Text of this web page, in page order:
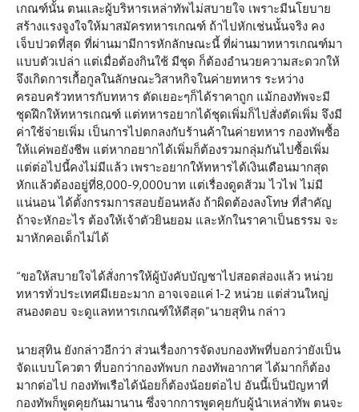
เกณฑ์นั้น ตนและผู้บริหารเหล่าทัพไม่สบายใจ เพราะมีนโยบาย
สร้างแรงจูงใจให้มาสมัครทหารเกณฑ์ ถ้าไปหักเช่นนั้นจริง คง
เจ็บปวดที่สุด ที่ผ่านมามีการหักลักษณะนี้ ที่ผ่านมาทหารเกณฑ์มา
แบบตัวเปล่า แต่เมื่อต้องกินใช้ มีชุด ก็ต้องอำนวยความสะดวกให้
จึงเกิดการเกื้อกูลในลักษณะวิสาหกิจในค่ายทหาร ระหว่าง
ครอบครัวทหารกับทหาร ตัดเยอะๆก็ได้ราคาถูก แม้กองทัพจะมี
ชุดฝึกให้ทหารเกณฑ์ แต่ทหารอยากได้ชุดเพิ่มก็ไปสั่งตัดเพิ่ม จึงมี
ค่าใช้จ่ายเพิ่ม เป็นการไปตกลงกับร้านค้าในค่ายทหาร กองทัพซื้อ
ให้แค่พอยังชีพ แต่หากอยากได้เพิ่มก็ต้องรวมกลุ่มกันไปซื้อเพิ่ม
แต่ต่อไปนี้คงไม่มีแล้ว เพราะอยากให้ทหารได้เงินเดือนมากสุด
หักแล้วต้องอยู่ที่8,000-9,000บาท แต่เรื่องดูดส้วม ไวไฟ ไม่มี
แน่นอน ได้ตั้งกรรมการสอบย้อนหลัง ถ้าผิดต้องลงโทษ ที่สำคัญ
ถ้าจะหักอะไร ต้องให้เจ้าตัวยินยอม และหักในราคาเป็นธรรม จะ
มาหักคอเด็กไม่ได้
“ขอให้สบายใจได้สั่งการให้ผู้บังคับบัญชาไปสอดส่องแล้ว หน่วย
ทหารทั่วประเทศมีเยอะมาก อาจเจอแค่ 1-2 หน่วย แต่ส่วนใหญ่
สนองตอบ จะดูแลทหารเกณฑ์ให้ดีสุด”นายสุทิน กล่าว
นายสุทิน ยังกล่าวอีกว่า ส่วนเรื่องการจัดงบกองทัพที่บอกว่ายังเป็น
จัดแบบโควตา ที่บอกว่ากองทัพบก กองทัพอากาศ ได้มากก็ต้อง
มากต่อไป กองทัพเรือได้น้อยก็ต้องน้อยต่อไป อันนี้เป็นปัญหาที่
กองทัพก็พูดคุยกันมานาน ซึ่งจากการพูดคุยกับผู้นำเหล่าทัพ ตนจะ